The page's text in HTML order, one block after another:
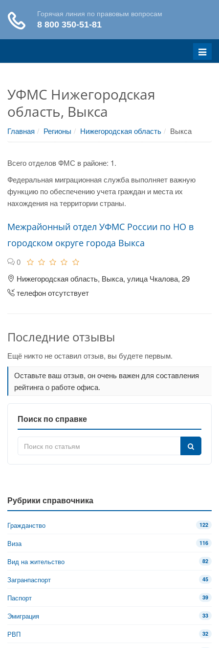
Меню
УФМС Нижегородская
область, Выкса
Главная Регионы Нижегородская область Выкса
Всего отделов ФМС в районе: 1.
Федеральная миграционная служба выполняет важную
функцию по обеспечению учета граждан и места их
нахождения на территории страны.
Межрайонный отдел УФМС России по НО в
городском округе города Выкса
0
Нижегородская область, Выкса, улица Чкалова, 29
телефон отсутствует
Последние отзывы
Ещё никто не оставил отзыв, вы будете первым.
Оставьте ваш отзыв, он очень важен для составления
рейтинга о работе офиса.
Поиск по справке
Рубрики справочника
Гражданство 122
Виза 116
Вид на жительство 82
Загранпаспорт 45
Паспорт 39
Эмиграция 33
РВП 32